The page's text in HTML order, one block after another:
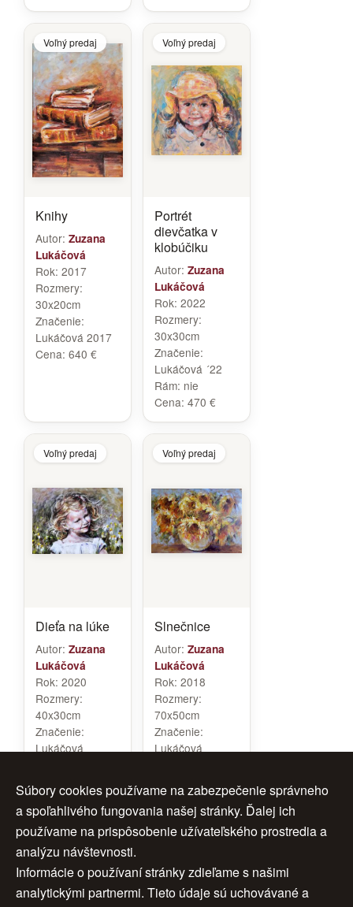
Voľný predaj
Knihy
Autor: Zuzana
Lukáčová
Rok: 2017
Rozmery:
30x20cm
Značenie:
Lukáčová 2017
Cena: 640 €
Voľný predaj
Portrét
dievčatka v
klobúčiku
Autor: Zuzana
Lukáčová
Rok: 2022
Rozmery:
30x30cm
Značenie:
Lukáčová ´22
Rám: nie
Cena: 470 €
Voľný predaj
Dieťa na lúke
Autor: Zuzana
Lukáčová
Rok: 2020
Rozmery:
40x30cm
Značenie:
Lukáčová
Voľný predaj
Slnečnice
Autor: Zuzana
Lukáčová
Rok: 2018
Rozmery:
70x50cm
Značenie:
Lukáčová
>>
Súbory cookies používame na zabezpečenie správneho
a spoľahlivého fungovania našej stránky. Ďalej ich
používame na prispôsobenie užívateľského prostredia a
analýzu návštevnosti.
Informácie o používaní stránky zdieľame s našimi
analytickými partnermi. Tieto údaje sú uchovávané a